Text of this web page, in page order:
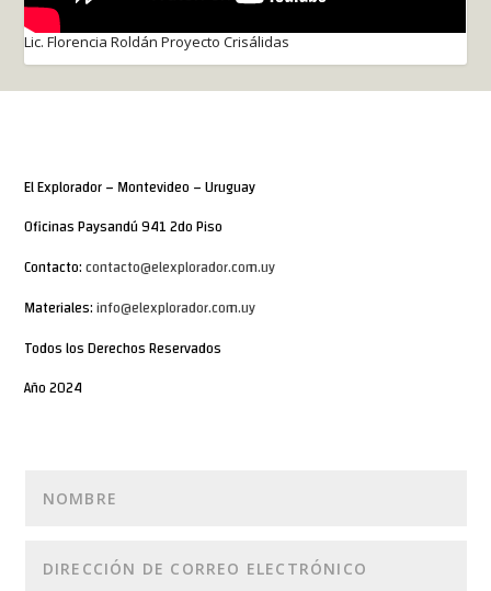
Lic. Florencia Roldán Proyecto Crisálidas
El Explorador – Montevideo – Uruguay
Oficinas Paysandú 941 2do Piso
Contacto:contacto@elexplorador.com.uy
Materiales:info@elexplorador.com.uy
Todos los Derechos Reservados
Año 2024